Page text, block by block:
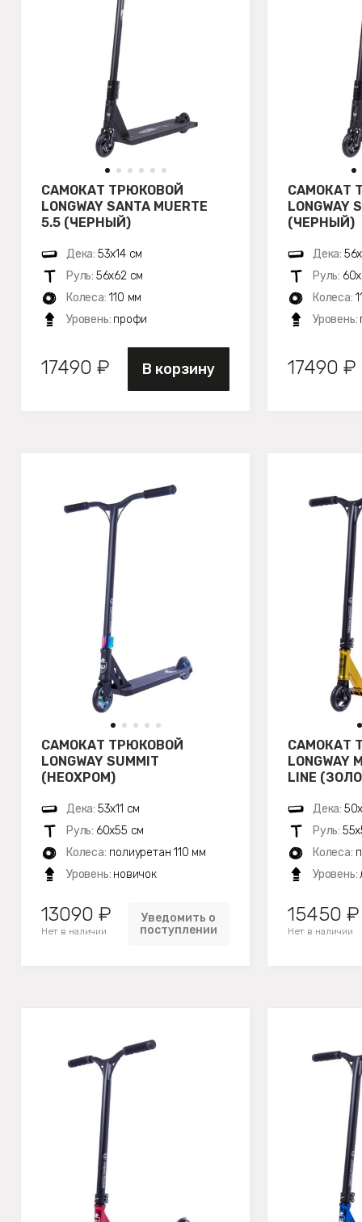
САМОКАТ ТРЮКОВОЙ
LONGWAY SANTA MUERTE
5.5 (ЧЕРНЫЙ)
Дека: 53х14 см
Руль: 56х62 см
Колеса: 110 мм
Уровень: профи
17490 ₽ В корзину
САМОКАТ
LONGWAY
(ЧЕРНЫЙ)
Дека:
Руль:
Колеса:
Уровень:
17490 ₽
САМОКАТ ТРЮКОВОЙ
LONGWAY SUMMIT
(НЕОХРОМ)
Дека: 53х11 см
Руль: 60х55 см
Колеса: полиуретан 110 мм
Уровень: новичок
13090 ₽
Нет в наличии
Уведомить о
поступлении
САМОКАТ
LONGWAY
LINE
Дека:
Руль:
Колеса:
Уровень:
15450 ₽
Нет в наличии